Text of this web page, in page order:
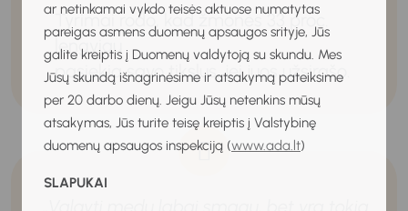
ar netinkamai vykdo teisės aktuose numatytas
pareigas asmens duomenų apsaugos srityje, Jūs
galite kreiptis į Duomenų valdytoją su skundu. Mes
Jūsų skundą išnagrinėsime ir atsakymą pateiksime
per 20 darbo dienų. Jeigu Jūsų netenkins mūsų
atsakymas, Jūs turite teisę kreiptis į Valstybinę
duomenų apsaugos inspekciją (www.ada.lt)
SLAPUKAI
Tyrimai rodo, kad žmonės 33 proc.
lengviau
pasiekia savo tikslus, jei juos užsirašo.